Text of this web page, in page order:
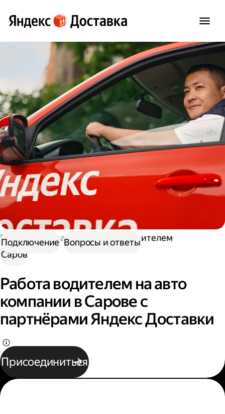
Работа в Доставке
Работа водителем
Саров
Работа водителем на авто
компании в Сарове с
партнёрами Яндекс Доставки
Присоединиться
Подключение Вопросы и ответы